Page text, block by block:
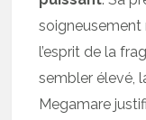
soigneusement
l’esprit de la
sembler élevé,
Megamare